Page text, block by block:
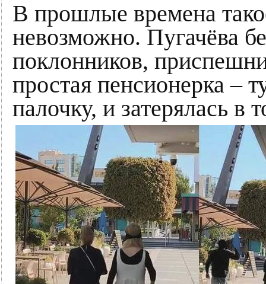
В прошлые времена
невозможно. Пугачёва
поклонников,
простая пенсионерка –
палочку, и затерялась в